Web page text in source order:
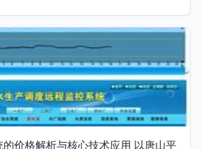
的价格解析与核心技术应用 以唐山平